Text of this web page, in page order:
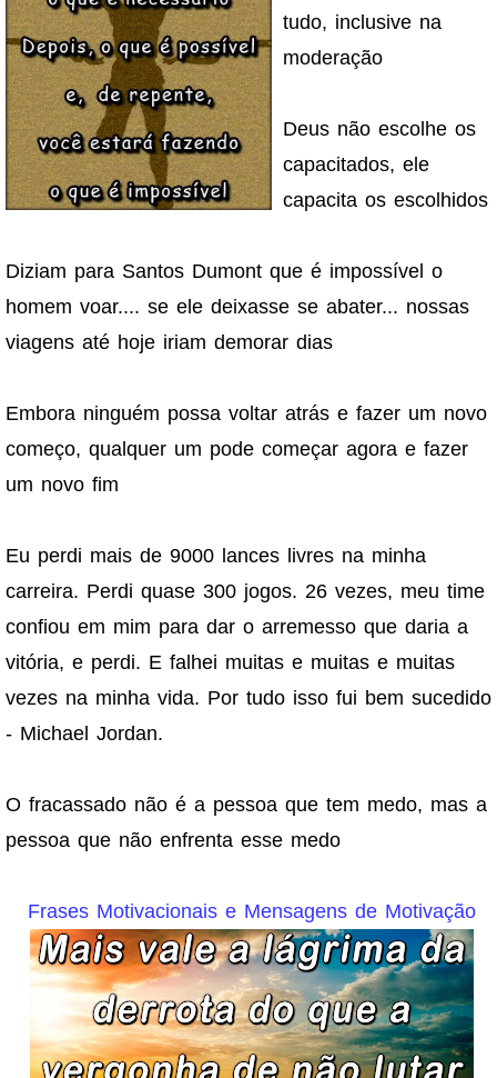
tudo, inclusive na
moderação
Deus não escolhe os
capacitados, ele
capacita os escolhidos
Diziam para Santos Dumont que é impossível o
homem voar.... se ele deixasse se abater... nossas
viagens até hoje iriam demorar dias
Embora ninguém possa voltar atrás e fazer um novo
começo, qualquer um pode começar agora e fazer
um novo fim
Eu perdi mais de 9000 lances livres na minha
carreira. Perdi quase 300 jogos. 26 vezes, meu time
confiou em mim para dar o arremesso que daria a
vitória, e perdi. E falhei muitas e muitas e muitas
vezes na minha vida. Por tudo isso fui bem sucedido
- Michael Jordan.
O fracassado não é a pessoa que tem medo, mas a
pessoa que não enfrenta esse medo
Frases Motivacionais e Mensagens de Motivação